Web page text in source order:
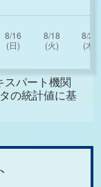
パート機関
の統計値に基